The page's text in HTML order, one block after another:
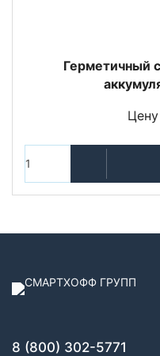
Герметичный
8 (800) 302-5771